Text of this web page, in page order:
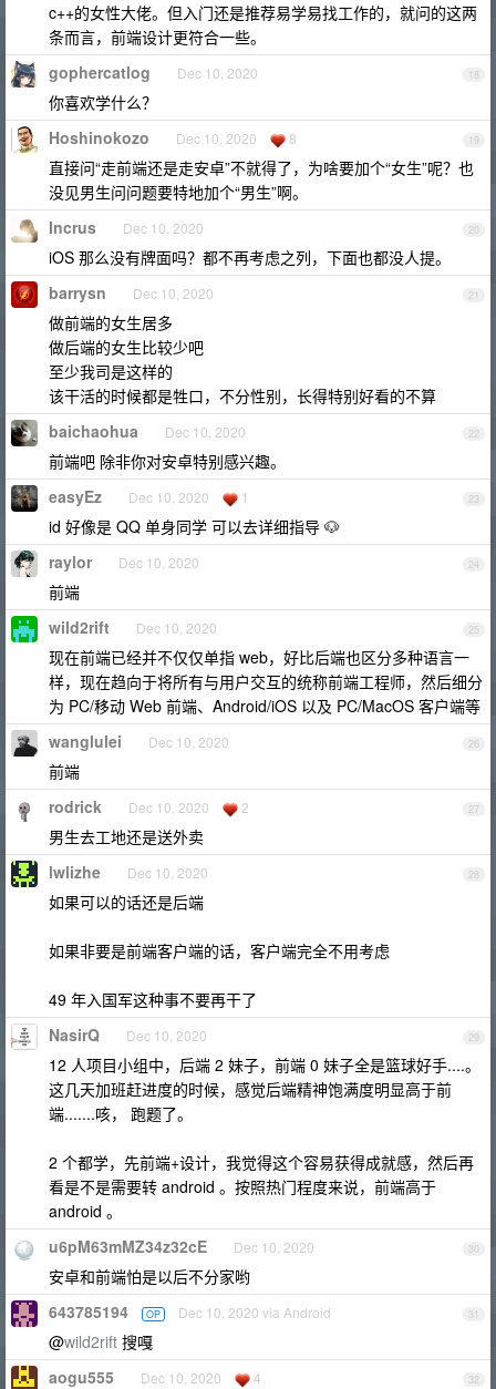
c++的女性大佬。但入门还是推荐易学易找工作的，就问的这两
条而言，前端设计更符合一些。
18
gophercatlog Dec 10, 2020
你喜欢学什么？
19
Hoshinokozo Dec 10, 2020 8
直接问“走前端还是走安卓”不就得了，为啥要加个“女生”呢？也
没见男生问问题要特地加个“男生”啊。
20
Incrus Dec 10, 2020
iOS 那么没有牌面吗？都不再考虑之列，下面也都没人提。
21
barrysn Dec 10, 2020
做前端的女生居多
做后端的女生比较少吧
至少我司是这样的
该干活的时候都是牲口，不分性别，长得特别好看的不算
22
baichaohua Dec 10, 2020
前端吧 除非你对安卓特别感兴趣。
23
easyEz Dec 10, 2020 1
id 好像是 QQ 单身同学 可以去详细指导 🐶
24
raylor Dec 10, 2020
前端
25
wild2rift Dec 10, 2020
现在前端已经并不仅仅单指 web，好比后端也区分多种语言一
样，现在趋向于将所有与用户交互的统称前端工程师，然后细分
为 PC/移动 Web 前端、Android/iOS 以及 PC/MacOS 客户端等
26
wanglulei Dec 10, 2020
前端
27
rodrick Dec 10, 2020 2
男生去工地还是送外卖
28
lwlizhe Dec 10, 2020
如果可以的话还是后端
如果非要是前端客户端的话，客户端完全不用考虑
49 年入国军这种事不要再干了
29
NasirQ Dec 10, 2020
12 人项目小组中，后端 2 妹子，前端 0 妹子全是篮球好手....。
这几天加班赶进度的时候，感觉后端精神饱满度明显高于前
端.......咳， 跑题了。
2 个都学，先前端+设计，我觉得这个容易获得成就感，然后再
看是不是需要转 android 。按照热门程度来说，前端高于
android 。
30
u6pM63mMZ34z32cE Dec 10, 2020
安卓和前端怕是以后不分家哟
31
643785194 OP Dec 10, 2020 via Android
@wild2rift 搜嘎
32
aogu555 Dec 10, 2020 4